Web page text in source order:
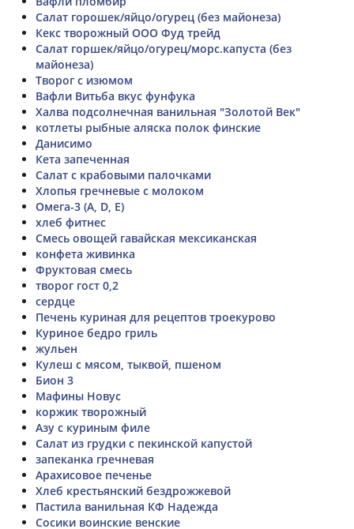
Салат горошек/яйцо/огурец (без майонеза)
Кекс творожный ООО Фуд трейд
Салат горшек/яйцо/огурец/морс.капуста (без
майонеза)
Творог с изюмом
Вафли Витьба вкус фунфука
Халва подсолнечная ванильная "Золотой Век"
котлеты рыбные аляска полок финские
Данисимо
Кета запеченная
Салат с крабовыми палочками
Хлопья гречневые с молоком
Омега-3 (А, D, E)
хлеб фитнес
Смесь овощей гавайская мексиканская
конфета живинка
Фруктовая смесь
творог гост 0,2
сердце
Печень куриная для рецептов троекурово
Куриное бедро гриль
жульен
Кулеш с мясом, тыквой, пшеном
Бион 3
Мафины Новус
коржик творожный
Азу с куриным филе
Салат из грудки с пекинской капустой
запеканка гречневая
Арахисовое печенье
Хлеб крестьянский бездрожжевой
Пастила ванильная КФ Надежда
Сосики воинские венские